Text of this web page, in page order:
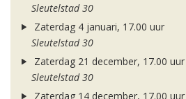
Sleutelstad 30
Zaterdag 4 januari, 17.00 uur
Sleutelstad 30
Zaterdag 21 december, 17.00 uur
Sleutelstad 30
Zaterdag 14 december, 17.00 uur